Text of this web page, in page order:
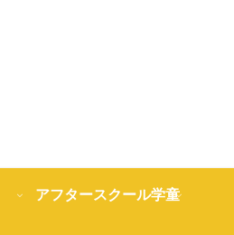
アフタースクール学童